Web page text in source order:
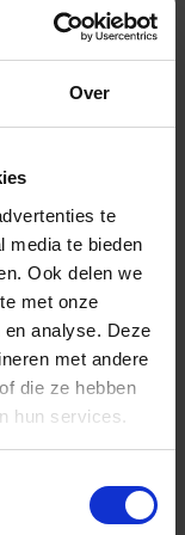
Over
te
media te bieden
Ook delen we
met onze
analyse. Deze
met andere
die ze hebben
hun services.